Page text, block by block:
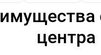
центра